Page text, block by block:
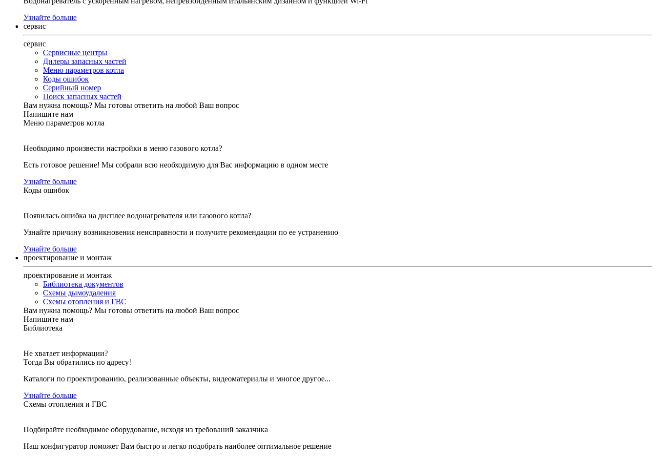
Узнайте больше
сервис
сервис
Сервисные центры
Дилеры запасных частей
Меню параметров котла
Коды ошибок
Серийный номер
Поиск запасных частей
Вам нужна помощь? Мы готовы ответить на любой Ваш вопрос
Напишите нам
Меню параметров котла
Необходимо произвести настройки в меню газового котла?
Есть готовое решение! Мы собрали всю необходимую для Вас информацию в одном месте
Узнайте больше
Коды ошибок
Появилась ошибка на дисплее водонагревателя или газового котла?
Узнайте причину возникновения неисправности и получите рекомендации по ее устранению
Узнайте больше
проектирование и монтаж
проектирование и монтаж
Библиотека документов
Схемы дымоудаления
Схемы отопления и ГВС
Вам нужна помощь? Мы готовы ответить на любой Ваш вопрос
Напишите нам
Библиотека
Не хватает информации?
Тогда Вы обратились по адресу!
Каталоги по проектированию, реализованные объекты, видеоматериалы и многое другое...
Узнайте больше
Схемы отопления и ГВС
Подбирайте необходимое оборудование, исходя из требований заказчика
Наш конфигуратор поможет Вам быстро и легко подобрать наиболее оптимальное решение